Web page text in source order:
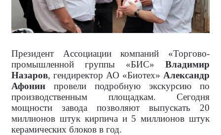
Президент Ассоциации компаний «Торгово-
промышленной группы «БИС» Владимир
Назаров, гендиректор АО «Биотех» Александр
Афонин провели подробную экскурсию по
производственным площадкам. Сегодня
мощности завода позволяют выпускать 20
миллионов штук кирпича и 5 миллионов штук
керамических блоков в год.